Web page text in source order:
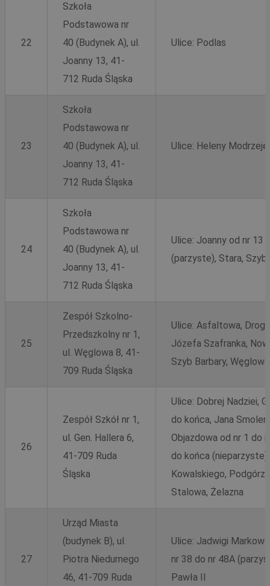
22
Szkoła
Podstawowa nr
40 (Budynek A), ul.
Joanny 13, 41-
712 Ruda Śląska
Ulice: Podlas
23
Szkoła
Podstawowa nr
40 (Budynek A), ul.
Joanny 13, 41-
712 Ruda Śląska
Ulice: Heleny
24
Szkoła
Podstawowa nr
40 (Budynek A), ul.
Joanny 13, 41-
712 Ruda Śląska
Ulice: Joanny od nr 13
(parzyste), Stara,
25
Zespół Szkolno-
Przedszkolny nr 1,
ul. Węglowa 8, 41-
709 Ruda Śląska
Ulice: Asfaltowa,
Józefa Szafranka,
Szyb Barbary,
26
Zespół Szkół nr 1,
ul. Gen. Hallera 6,
41-709 Ruda
Śląska
Ulice: Dobrej Nadziei,
do końca, Jana
Objazdowa od nr 1 do
do końca
Kowalskiego,
Stalowa, Żelazna
27
Urząd Miasta
(budynek B), ul.
Piotra Niedurnego
46, 41-709 Ruda
Ulice: Jadwigi
nr 38 do nr 48A
Pawła II